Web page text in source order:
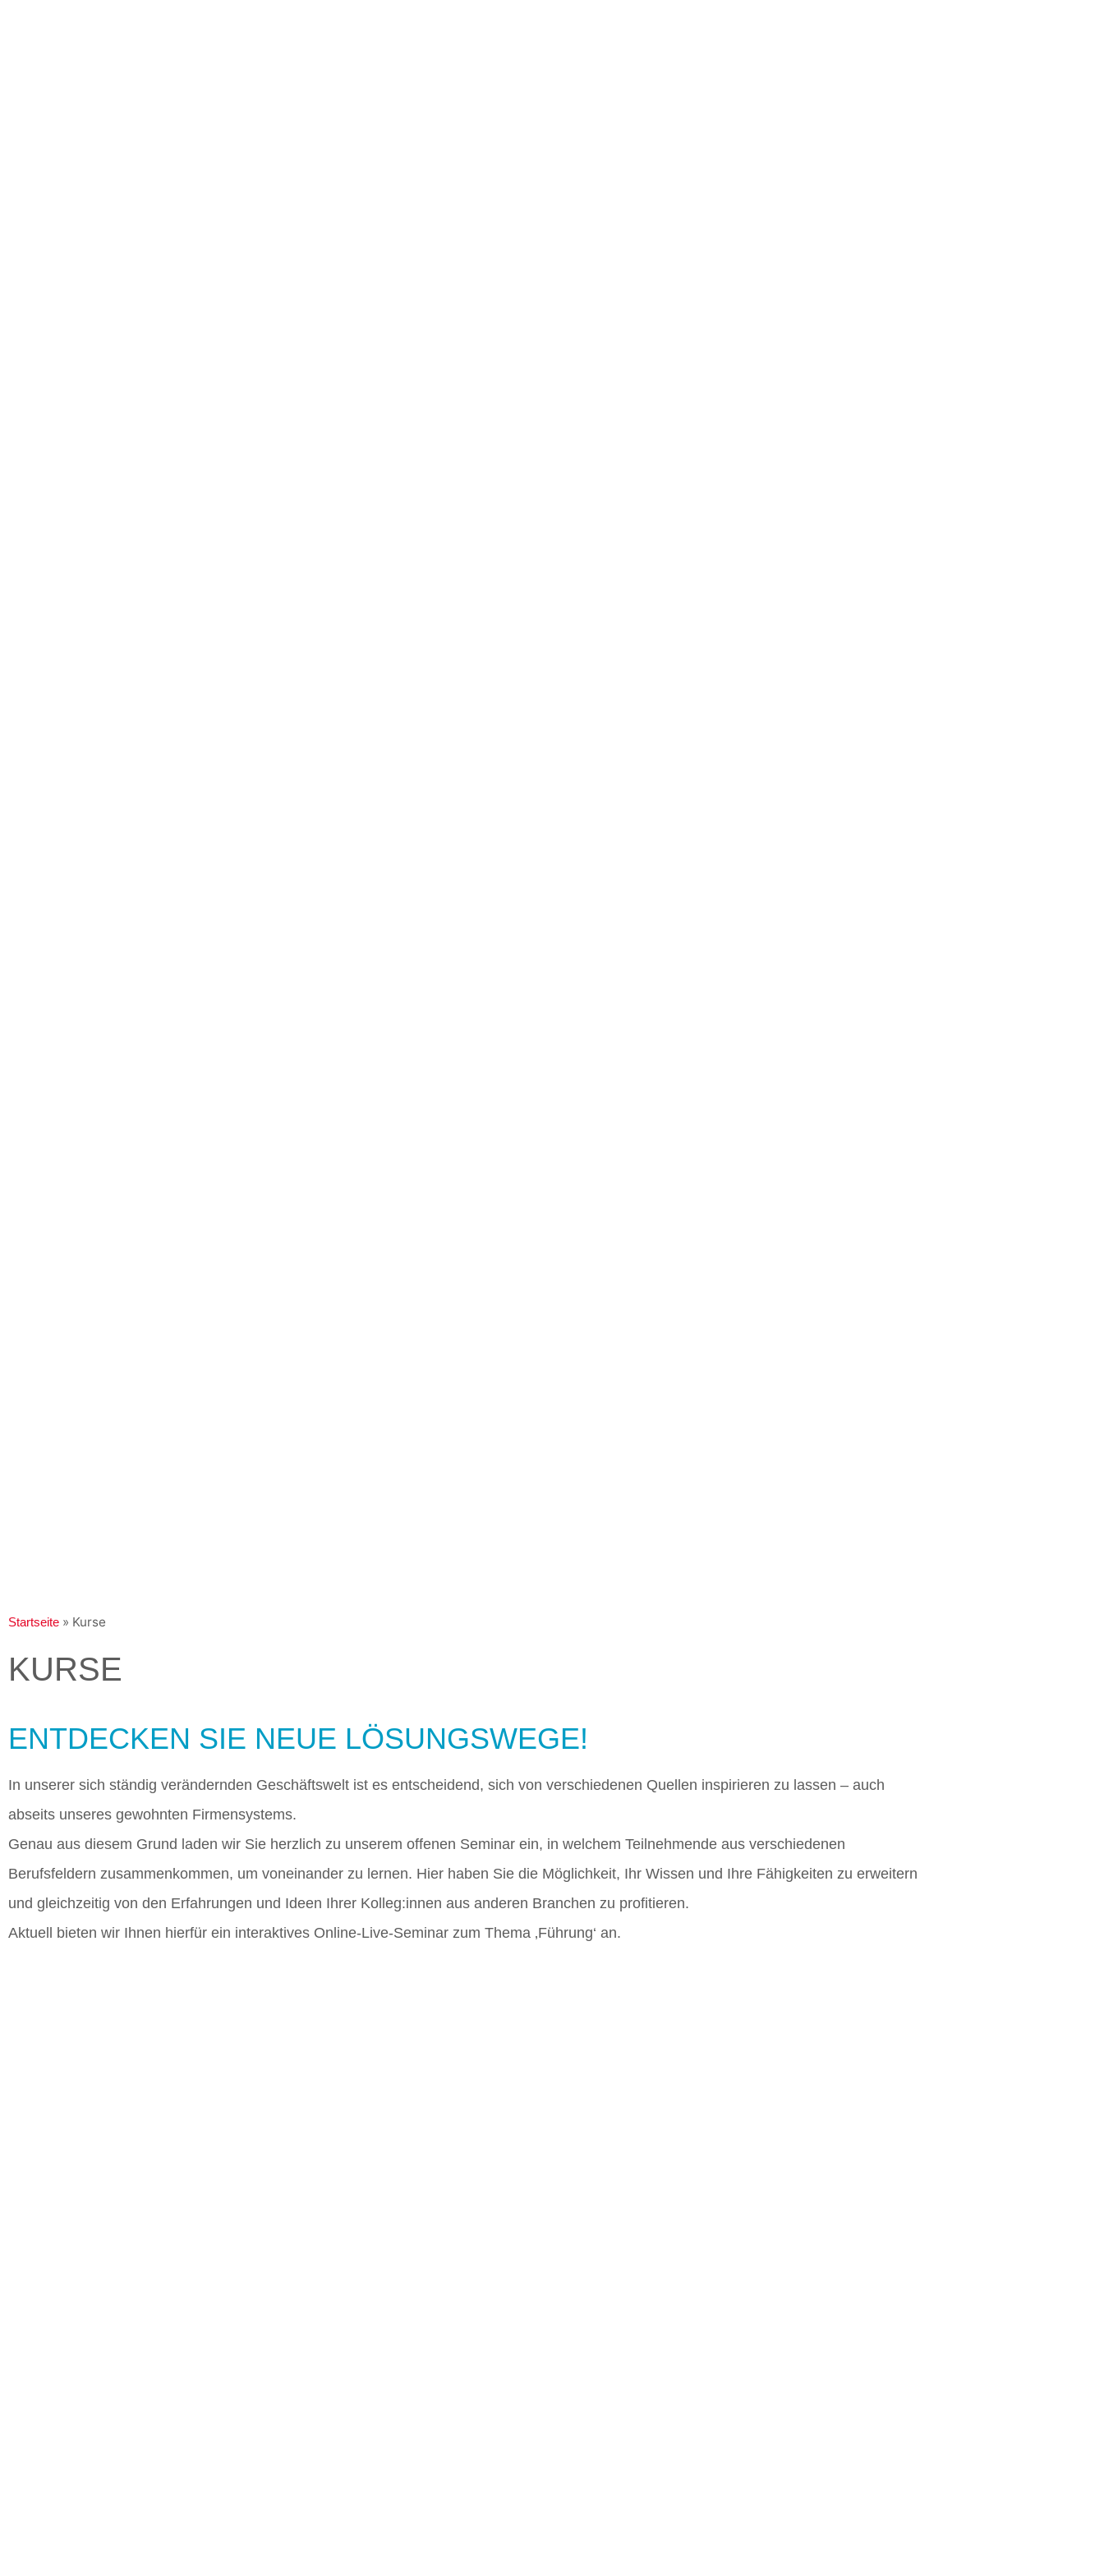
Startseite » Kurse
KURSE
ENTDECKEN SIE NEUE LÖSUNGSWEGE!
In unserer sich ständig verändernden Geschäftswelt ist es entscheidend, sich von verschiedenen Quellen inspirieren zu lassen – auch
abseits unseres gewohnten Firmensystems.
Genau aus diesem Grund laden wir Sie herzlich zu unserem offenen Seminar ein, in welchem Teilnehmende aus verschiedenen
Berufsfeldern zusammenkommen, um voneinander zu lernen. Hier haben Sie die Möglichkeit, Ihr Wissen und Ihre Fähigkeiten zu erweitern
und gleichzeitig von den Erfahrungen und Ideen Ihrer Kolleg:innen aus anderen Branchen zu profitieren.
Aktuell bieten wir Ihnen hierfür ein interaktives Online-Live-Seminar zum Thema ‚Führung‘ an.